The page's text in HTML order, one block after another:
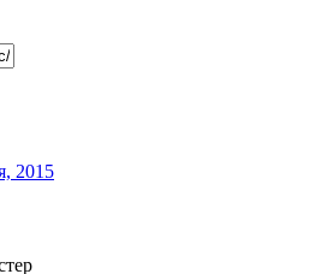
2015